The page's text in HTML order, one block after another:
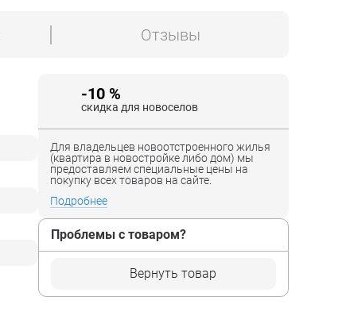
Отзывы
-10 %
скидка для новоселов
Для владельцев новоотстроенного жилья
(квартира в новостройке либо дом) мы
предоставляем специальные цены на
покупку всех товаров на сайте.
Подробнее
Проблемы с товаром?
Вернуть товар